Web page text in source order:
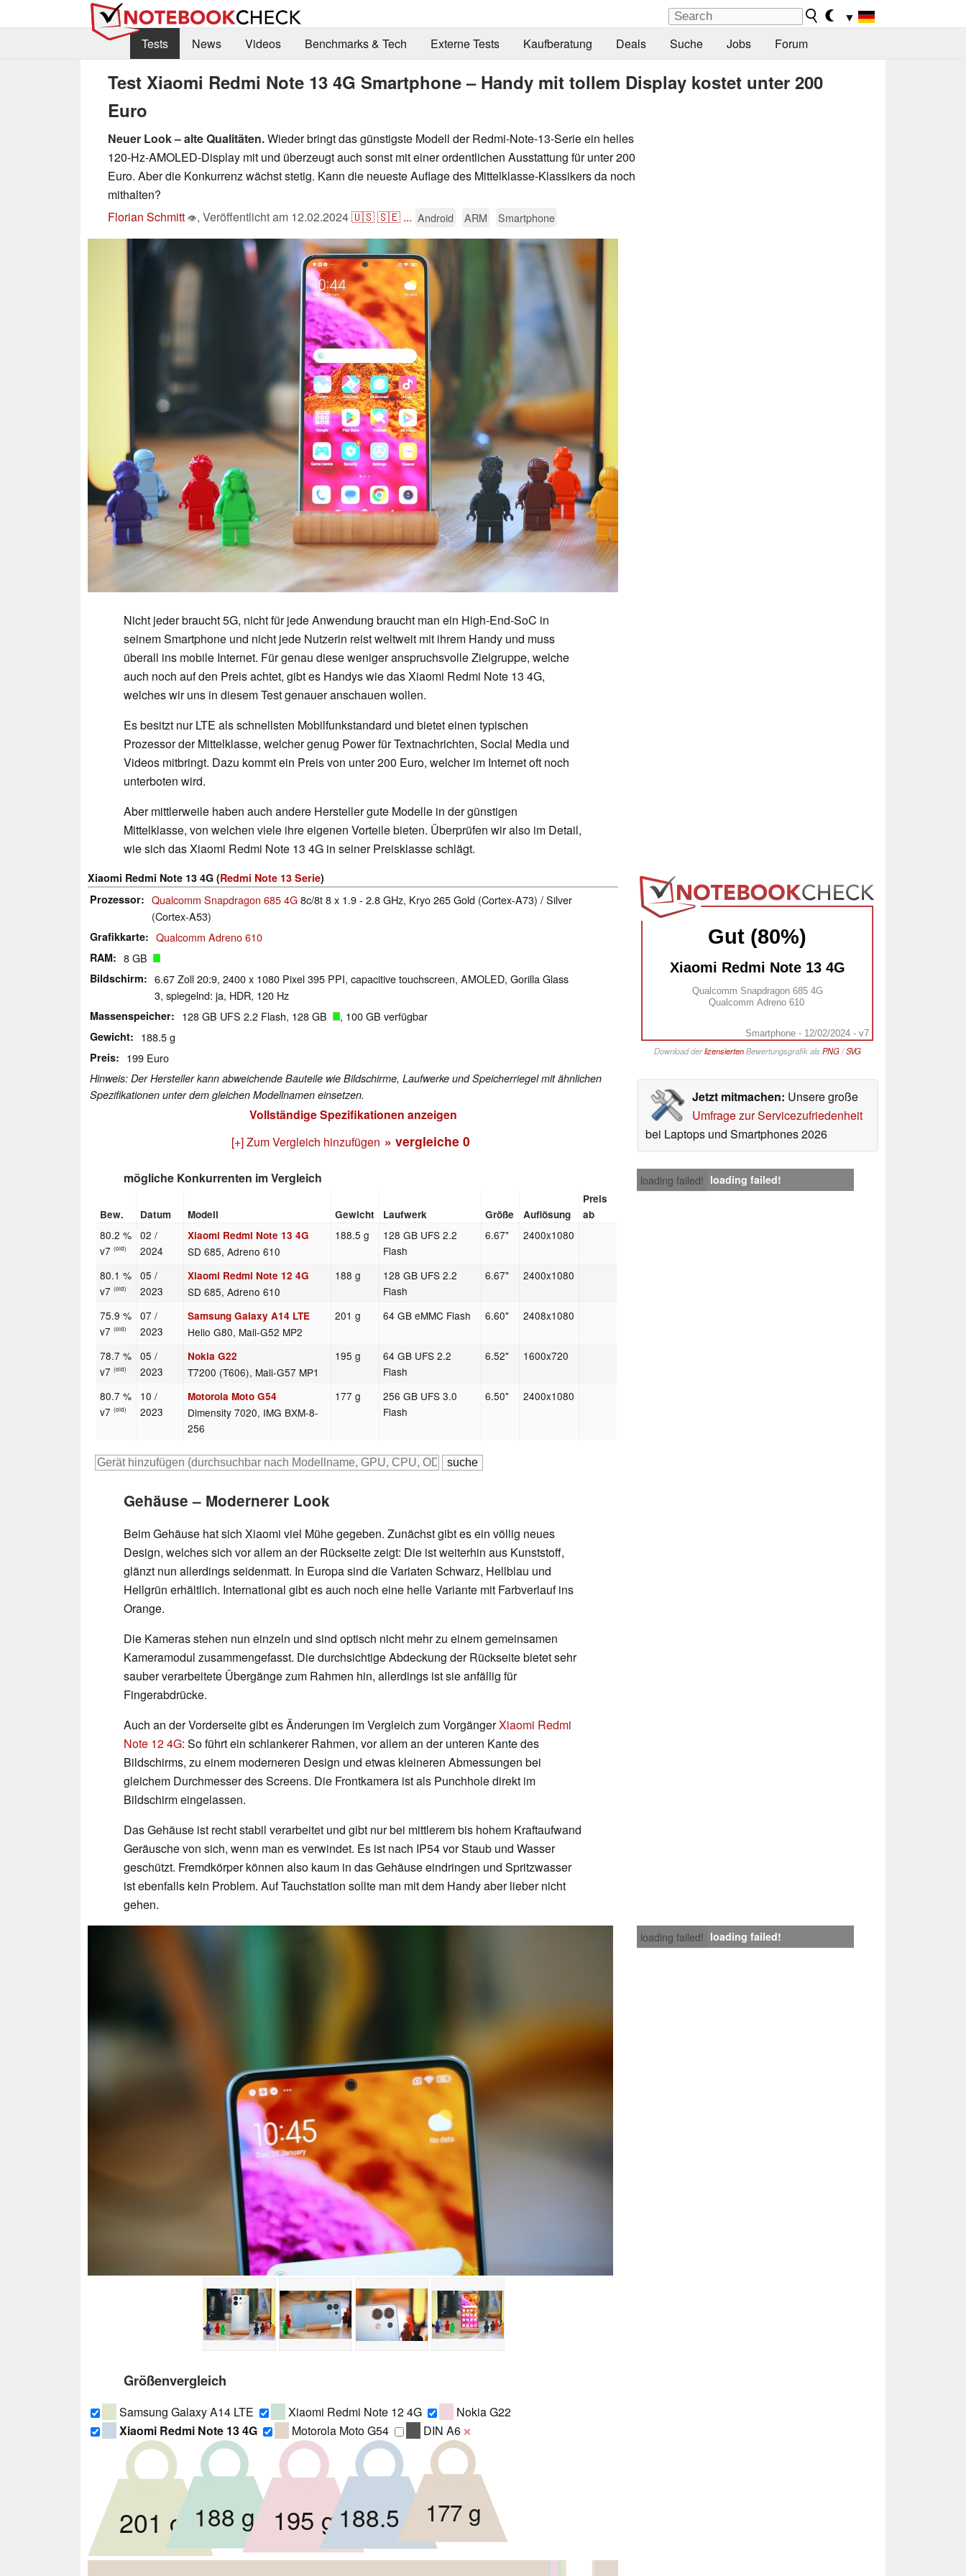
▼
Tests
News Videos Benchmarks & Tech Externe Tests Kaufberatung Deals Suche Jobs Forum
Test Xiaomi Redmi Note 13 4G Smartphone – Handy mit tollem Display kostet unter 200
Euro
Neuer Look – alte Qualitäten.Wieder bringt das günstigste Modell der Redmi-Note-13-Serie ein helles
120-Hz-AMOLED-Display mit und überzeugt auch sonst mit einer ordentlichen Ausstattung für unter 200
Euro. Aber die Konkurrenz wächst stetig. Kann die neueste Auflage des Mittelklasse-Klassikers da noch
mithalten?
Florian Schmitt 👁, Veröffentlicht am 12.02.2024🇺🇸🇸🇪 ... Android ARM Smartphone
Nicht jeder braucht 5G, nicht für jede Anwendung braucht man ein High-End-SoC in
seinem Smartphone und nicht jede Nutzerin reist weltweit mit ihrem Handy und muss
überall ins mobile Internet. Für genau diese weniger anspruchsvolle Zielgruppe, welche
auch noch auf den Preis achtet, gibt es Handys wie das Xiaomi Redmi Note 13 4G,
welches wir uns in diesem Test genauer anschauen wollen.
Es besitzt nur LTE als schnellsten Mobilfunkstandard und bietet einen typischen
Prozessor der Mittelklasse, welcher genug Power für Textnachrichten, Social Media und
Videos mitbringt. Dazu kommt ein Preis von unter 200 Euro, welcher im Internet oft noch
unterboten wird.
Aber mittlerweile haben auch andere Hersteller gute Modelle in der günstigen
Mittelklasse, von welchen viele ihre eigenen Vorteile bieten. Überprüfen wir also im Detail,
wie sich das Xiaomi Redmi Note 13 4G in seiner Preisklasse schlägt.
Gut (80%)
Xiaomi Redmi Note 13 4G
Qualcomm Snapdragon 685 4G
Qualcomm Adreno 610
Smartphone - 12/02/2024 - v7
Download derlizensiertenBewertungsgrafik als PNG/SVG
Jetzt mitmachen: Unsere große
Umfrage zur Servicezufriedenheit
bei Laptops und Smartphones 2026
Xiaomi Redmi Note 13 4G (Redmi Note 13 Serie)
Prozessor
Qualcomm Snapdragon 685 4G8c/8t 8 x 1.9 - 2.8 GHz, Kryo 265 Gold (Cortex-A73) / Silver
(Cortex-A53)
Grafikkarte Qualcomm Adreno 610
RAM 8 GB
Bildschirm
6.67 Zoll 20:9, 2400 x 1080 Pixel 395 PPI, capacitive touchscreen, AMOLED, Gorilla Glass
3, spiegelnd: ja, HDR, 120 Hz
Massenspeicher 128 GB UFS 2.2 Flash, 128 GB , 100 GB verfügbar
Gewicht 188.5 g
Preis 199 Euro
Hinweis: Der Hersteller kann abweichende Bauteile wie Bildschirme, Laufwerke und Speicherriegel mit ähnlichen
Spezifikationen unter dem gleichen Modellnamen einsetzen.
Vollständige Spezifikationen anzeigen
[+] Zum Vergleich hinzufügen » vergleiche 0
loading failed! loading failed!
mögliche Konkurrenten im Vergleich
Bew. Datum Modell Gewicht Laufwerk Größe Auflösung
Preis
ab
80.2 %
v7(old)
02 /
2024
Xiaomi Redmi Note 13 4G
SD 685, Adreno 610
188.5 g
128 GB UFS 2.2
Flash
6.67" 2400x1080
80.1 %
v7(old)
05 /
2023
Xiaomi Redmi Note 12 4G
SD 685, Adreno 610
188 g
128 GB UFS 2.2
Flash
6.67" 2400x1080
75.9 %
v7(old)
07 /
2023
Samsung Galaxy A14 LTE
Helio G80, Mali-G52 MP2
201 g 64 GB eMMC Flash 6.60" 2408x1080
78.7 %
v7(old)
05 /
2023
Nokia G22
T7200 (T606), Mali-G57 MP1
195 g
64 GB UFS 2.2
Flash
6.52" 1600x720
80.7 %
v7(old)
10 /
2023
Motorola Moto G54
Dimensity 7020, IMG BXM-8-
256
177 g
256 GB UFS 3.0
Flash
6.50" 2400x1080
Gehäuse – Modernerer Look
Beim Gehäuse hat sich Xiaomi viel Mühe gegeben. Zunächst gibt es ein völlig neues
Design, welches sich vor allem an der Rückseite zeigt: Die ist weiterhin aus Kunststoff,
glänzt nun allerdings seidenmatt. In Europa sind die Variaten Schwarz, Hellblau und
Hellgrün erhältlich. International gibt es auch noch eine helle Variante mit Farbverlauf ins
Orange.
Die Kameras stehen nun einzeln und sind optisch nicht mehr zu einem gemeinsamen
Kameramodul zusammengefasst. Die durchsichtige Abdeckung der Rückseite bietet sehr
sauber verarbeitete Übergänge zum Rahmen hin, allerdings ist sie anfällig für
Fingerabdrücke.
Auch an der Vorderseite gibt es Änderungen im Vergleich zum VorgängerXiaomi Redmi
Note 12 4G: So führt ein schlankerer Rahmen, vor allem an der unteren Kante des
Bildschirms, zu einem moderneren Design und etwas kleineren Abmessungen bei
gleichem Durchmesser des Screens. Die Frontkamera ist als Punchhole direkt im
Bildschirm eingelassen.
Das Gehäuse ist recht stabil verarbeitet und gibt nur bei mittlerem bis hohem Kraftaufwand
Geräusche von sich, wenn man es verwindet. Es ist nach IP54 vor Staub und Wasser
geschützt. Fremdkörper können also kaum in das Gehäuse eindringen und Spritzwasser
ist ebenfalls kein Problem. Auf Tauchstation sollte man mit dem Handy aber lieber nicht
gehen.
loading failed! loading failed!
Größenvergleich
Samsung Galaxy A14 LTE Xiaomi Redmi Note 12 4G
Nokia G22
Xiaomi Redmi Note 13 4G
Motorola Moto G54 DIN A6 ❌
201 g 188 g 195 g188.5 g 177 g